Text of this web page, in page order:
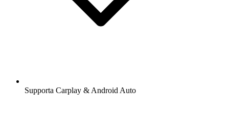
Supporta Carplay & Android Auto